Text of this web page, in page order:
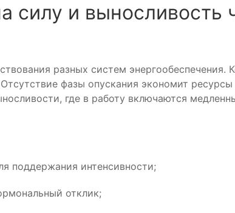
силу и выносливость
разных систем энергообеспечения.
фазы опускания экономит ресурсы
где в работу включаются
поддержания интенсивности;
отклик;